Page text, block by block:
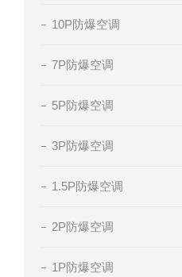
10P防爆空调
7P防爆空调
5P防爆空调
3P防爆空调
1.5P防爆空调
2P防爆空调
1P防爆空调